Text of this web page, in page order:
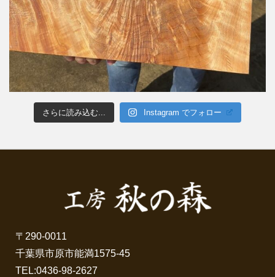
さらに読み込む... Instagram でフォロー
〒290-0011
千葉県市原市能満1575-45
TEL:0436-98-2627